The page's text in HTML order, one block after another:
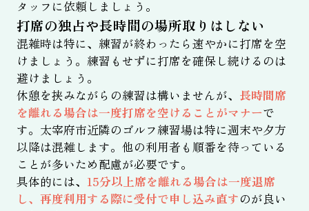
タッフに依頼しましょう。
打席の独占や長時間の場所取りはしない
混雑時は特に、練習が終わったら速やかに打席を空
けましょう。練習もせずに打席を確保し続けるのは
避けましょう。
休憩を挟みながらの練習は構いませんが、 長時間席
を離れる場合は一度打席を空けることがマナーで
す。太宰府市近隣のゴルフ練習場は特に週末や夕方
以降は混雑します。他の利用者も順番を待っている
ことが多いため配慮が必要です。
具体的には、 15分以上席を離れる場合は一度退席
し、再度利用する際に受付で申し込み直すのが良い